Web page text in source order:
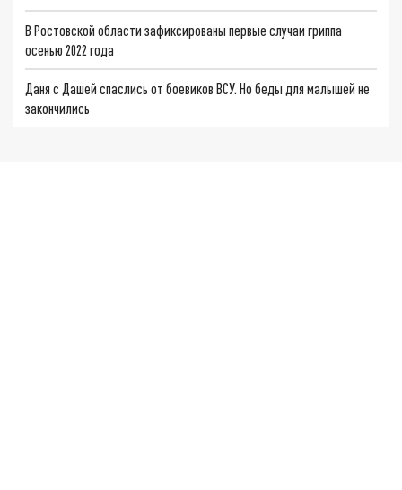
В Ростовской области зафиксированы первые случаи гриппа
осенью 2022 года
Даня с Дашей спаслись от боевиков ВСУ. Но беды для малышей не
закончились